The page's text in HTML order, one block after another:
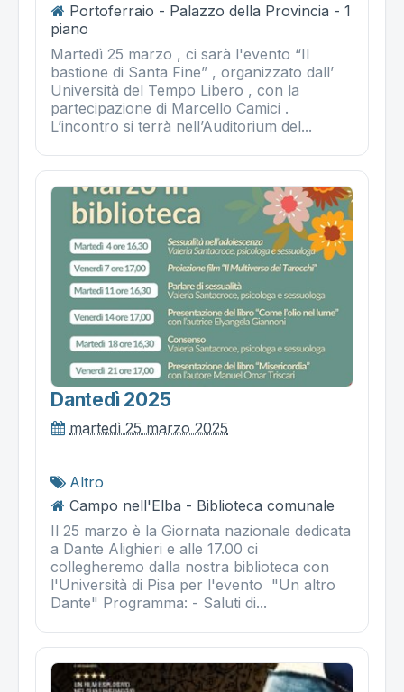
Portoferraio - Palazzo della Provincia - 1
piano
Martedì 25 marzo , ci sarà l'evento “Il
bastione di Santa Fine” , organizzato dall’
Università del Tempo Libero , con la
partecipazione di Marcello Camici .
L’incontro si terrà nell’Auditorium del...
Dantedì 2025
martedì 25 marzo 2025
Altro
Campo nell'Elba - Biblioteca comunale
Il 25 marzo è la Giornata nazionale dedicata
a Dante Alighieri e alle 17.00 ci
collegheremo dalla nostra biblioteca con
l'Università di Pisa per l'evento "Un altro
Dante" Programma: - Saluti di...